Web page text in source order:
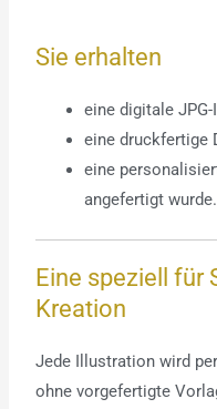
Sie erhalten
eine digitale
eine druckfertige
eine
angefertigt wurde.
Eine speziell für
Kreation
Jede Illustration wird
ohne vorgefertigte